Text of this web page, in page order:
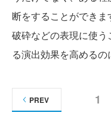
断をすることができ
破砕などの表現に使
る演出効果を高めるの
1
PREV